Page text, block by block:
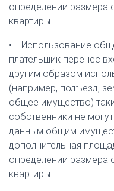
определении размера
квартиры.
• Использование
плательщик перенес
другим образом
(например, подъезд,
общее имущество)
собственники не
данным общим
дополнительная
определении размера
квартиры.